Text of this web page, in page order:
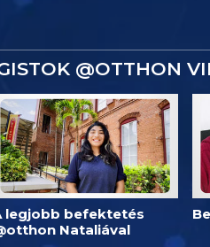
@OTTHON
legjobb befektetés
Nataliával